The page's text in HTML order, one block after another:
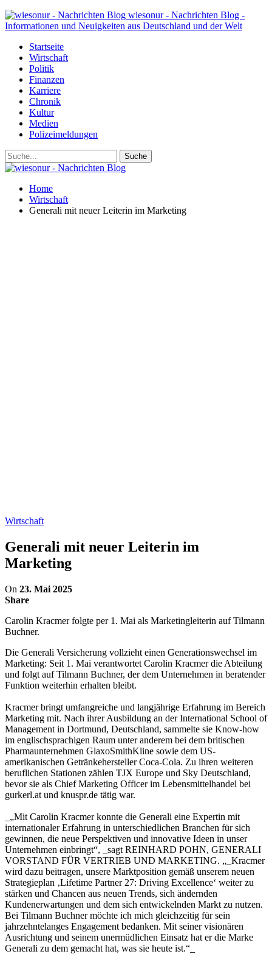
wiesonur - Nachrichten Blog -
Informationen und Neuigkeiten aus Deutschland und der Welt
Startseite
Wirtschaft
Politik
Finanzen
Karriere
Chronik
Kultur
Medien
Polizeimeldungen
Home
Wirtschaft
Generali mit neuer Leiterin im Marketing
Wirtschaft
Generali mit neuer Leiterin im
Marketing
On 23. Mai 2025
Share
Carolin Kracmer folgte per 1. Mai als Marketingleiterin auf Tilmann
Buchner.
Die Generali Versicherung vollzieht einen Generationswechsel im
Marketing: Seit 1. Mai verantwortet Carolin Kracmer die Abteilung
und folgt auf Tilmann Buchner, der dem Unternehmen in beratender
Funktion weiterhin erhalten bleibt.
Kracmer bringt umfangreiche und langjährige Erfahrung im Bereich
Marketing mit. Nach ihrer Ausbildung an der International School of
Management in Dortmund, Deutschland, sammelte sie Know-how
im englischsprachigen Raum unter anderem bei dem britischen
Pharmaunternehmen GlaxoSmithKline sowie dem US-
amerikanischen Getränkehersteller Coca-Cola. Zu ihren weiteren
beruflichen Stationen zählen TJX Europe und Sky Deutschland,
bevor sie als Chief Marketing Officer im Lebensmittelhandel bei
gurkerl.at und knuspr.de tätig war.
_„Mit Carolin Kracmer konnte die Generali eine Expertin mit
internationaler Erfahrung in unterschiedlichen Branchen für sich
gewinnen, die neue Perspektiven und innovative Ideen in unser
Unternehmen einbringt“, _sagt REINHARD POHN, GENERALI
VORSTAND FÜR VERTRIEB UND MARKETING. „_Kracmer
wird dazu beitragen, unsere Marktposition gemäß unserem neuen
Strategieplan ‚Lifetime Partner 27: Driving Excellence‘ weiter zu
stärken und Chancen aus neuen Trends, sich ändernden
Kundenerwartungen und dem sich entwickelnden Markt zu nutzen.
Bei Tilmann Buchner möchte ich mich gleichzeitig für sein
jahrzehntelanges Engagement bedanken. Mit seiner visionären
Ausrichtung und seinem unermüdlichen Einsatz hat er die Marke
Generali zu dem gemacht hat, was sie heute ist.“_